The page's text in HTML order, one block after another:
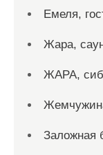
Емеля,
Жара,
ЖАРА,
Заложная